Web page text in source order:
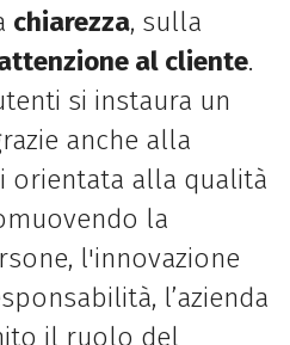
chiarezza, sulla
al cliente.
si instaura un
anche alla
orientata alla qualità
la
l'innovazione
l’azienda
il ruolo del